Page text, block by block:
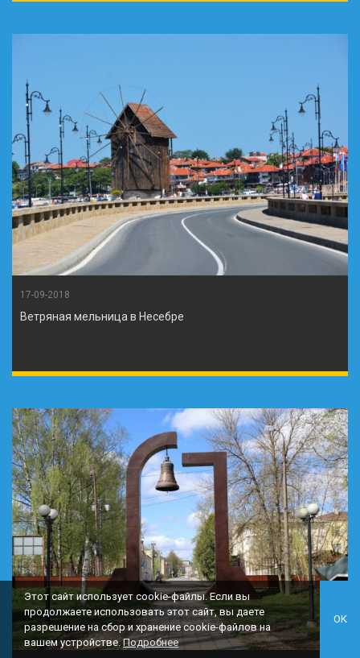
17-09-2018
Ветряная мельница в Несебре
Этот сайт использует cookie-файлы. Если вы
продолжаете использовать этот сайт, вы даете
разрешение на сбор и хранение cookie-файлов на
вашем устройстве.Подробнее
OK